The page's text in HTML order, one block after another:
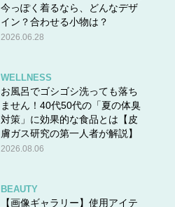
今っぽく着るなら、どんなデザ
イン？合わせる小物は？
2026.06.28
WELLNESS
お風呂でゴシゴシ洗っても落ち
ません！40代50代の「夏の体臭
対策」に効果的な食品とは【皮
膚ガス研究の第一人者が解説】
2026.08.06
BEAUTY
【画像ギャラリー】使用アイテ